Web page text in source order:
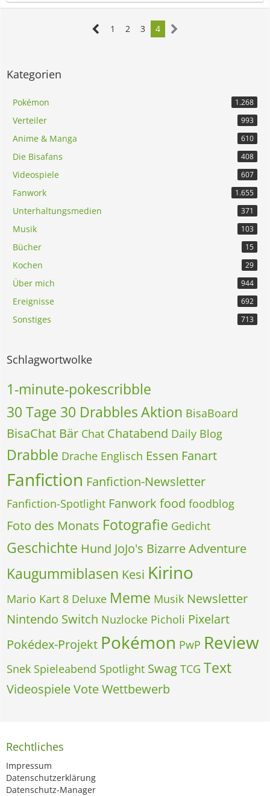
1 2 3 4
Kategorien
Pokémon 1.268
Verteiler 993
Anime & Manga 610
Die Bisafans 408
Videospiele 607
Fanwork 1.655
Unterhaltungsmedien 371
Musik 103
Bücher 15
Kochen 29
Über mich 944
Ereignisse 692
Sonstiges 713
Schlagwortwolke
1-minute-pokescribble
30 Tage 30 DrabblesAktion BisaBoard
BisaChat Bär Chat Chatabend Daily Blog
Drabble Drache Englisch Essen Fanart
Fanfiction Fanfiction-Newsletter
Fanfiction-Spotlight Fanwork food foodblog
Foto des Monats Fotografie Gedicht
Geschichte Hund JoJo's Bizarre Adventure
Kaugummiblasen Kesi Kirino
Mario Kart 8 Deluxe Meme Musik Newsletter
Nintendo Switch Nuzlocke Picholi Pixelart
Pokédex-Projekt Pokémon PwP Review
Snek Spieleabend Spotlight Swag TCG Text
VideospieleVoteWettbewerb
Rechtliches
Impressum
Datenschutzerklärung
Datenschutz-Manager